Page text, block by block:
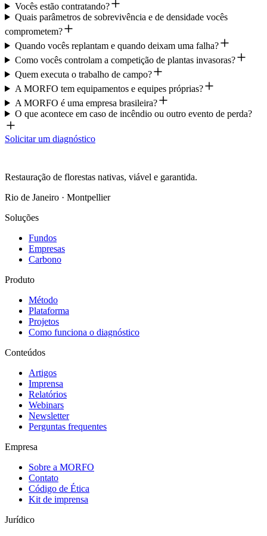
Vocês estão contratando?
Quais parâmetros de sobrevivência e de densidade vocês
comprometem?
Quando vocês replantam e quando deixam uma falha?
Como vocês controlam a competição de plantas invasoras?
Quem executa o trabalho de campo?
A MORFO tem equipamentos e equipes próprias?
A MORFO é uma empresa brasileira?
O que acontece em caso de incêndio ou outro evento de perda?
Solicitar um diagnóstico
Restauração de florestas nativas, viável e garantida.
Rio de Janeiro · Montpellier
Soluções
Fundos
Empresas
Carbono
Produto
Método
Plataforma
Projetos
Como funciona o diagnóstico
Conteúdos
Artigos
Imprensa
Relatórios
Webinars
Newsletter
Perguntas frequentes
Empresa
Sobre a MORFO
Contato
Código de Ética
Kit de imprensa
Jurídico